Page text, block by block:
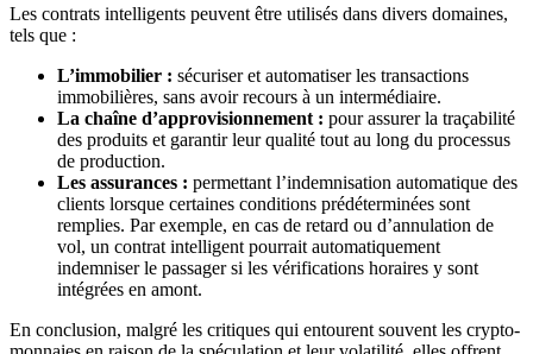
Les contrats intelligents peuvent être utilisés dans divers domaines,
tels que :
L’immobilier : sécuriser et automatiser les transactions
immobilières, sans avoir recours à un intermédiaire.
La chaîne d’approvisionnement : pour assurer la traçabilité
des produits et garantir leur qualité tout au long du processus
de production.
Les assurances : permettant l’indemnisation automatique des
clients lorsque certaines conditions prédéterminées sont
remplies. Par exemple, en cas de retard ou d’annulation de
vol, un contrat intelligent pourrait automatiquement
indemniser le passager si les vérifications horaires y sont
intégrées en amont.
En conclusion, malgré les critiques qui entourent souvent les crypto-